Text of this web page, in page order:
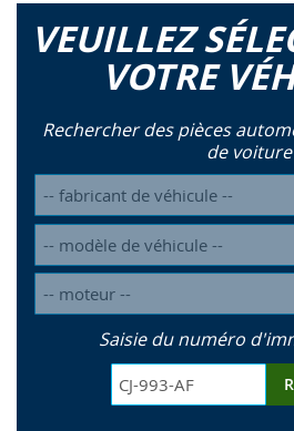
VEUILLEZ
VOTRE
Rechercher des pièces
de voiture
Saisie du numéro